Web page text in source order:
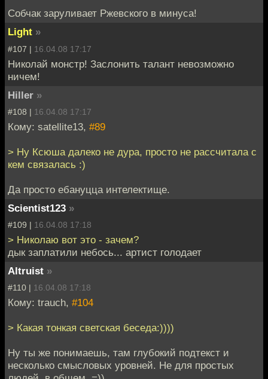
Собчак заруливает Ржевского в минуса!
Light »
#107 | 16.04.08 17:17
Николай монстр! Заслонить талант невозможно
ничем!
Hiller »
#108 | 16.04.08 17:17
Кому: satellite13, #89
> Ну Ксюша далеко не дура, просто не рассчитала с
кем связалась :)
Да просто ебануцца интелектище.
Scientist123 »
#109 | 16.04.08 17:18
> Николаю вот это - зачем?
дык заплатили небось... артист голодает
Altruist »
#110 | 16.04.08 17:18
Кому: trauch, #104
> Какая тонкая светская беседа:))))
Ну ты же понимаешь, там глубокий подтекст и
несколько смысловых уровней. Не для простых